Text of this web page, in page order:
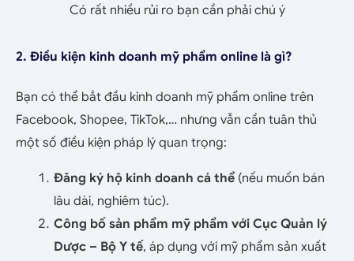
Có rất nhiều rủi ro bạn cần phải chú ý
2. Điều kiện kinh doanh mỹ phẩm online là gì?
Bạn có thể bắt đầu kinh doanh mỹ phẩm online trên
Facebook, Shopee, TikTok,… nhưng vẫn cần tuân thủ
một số điều kiện pháp lý quan trọng:
Đăng ký hộ kinh doanh cá thể (nếu muốn bán
lâu dài, nghiêm túc).
Công bố sản phẩm mỹ phẩm với Cục Quản lý
Dược – Bộ Y tế, áp dụng với mỹ phẩm sản xuất